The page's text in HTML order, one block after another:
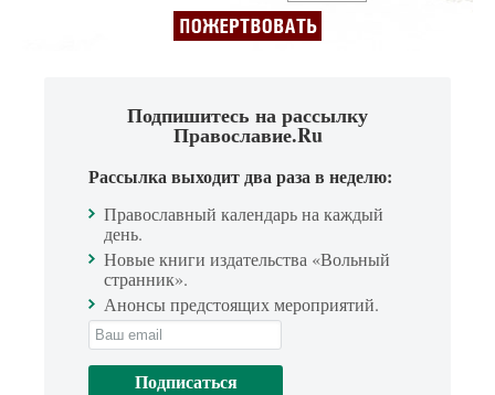
Подпишитесь на рассылку
Православие.Ru
Рассылка выходит два раза в неделю:
Православный календарь на каждый
день.
Новые книги издательства «Вольный
странник».
Анонсы предстоящих мероприятий.